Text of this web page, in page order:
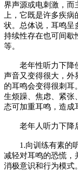
界声源或电刺激，而
上，它既是许多疾病
状。总体说，耳鸣呈
持续性存在也可间歇
等。
老年性听力下降使
声音又变得很大，外
的耳鸣会变得很刺耳
生烦躁、焦虑、紧张
态可加重耳鸣，造成
老年人听力下降
1.向训练有素的听
减轻对耳鸣的恐慌，
消极意识和行为模式